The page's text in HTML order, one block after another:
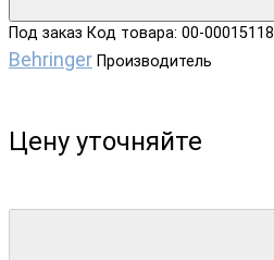
Под заказ Код товара: 00-00015118
Behringer Производитель
Цену уточняйте